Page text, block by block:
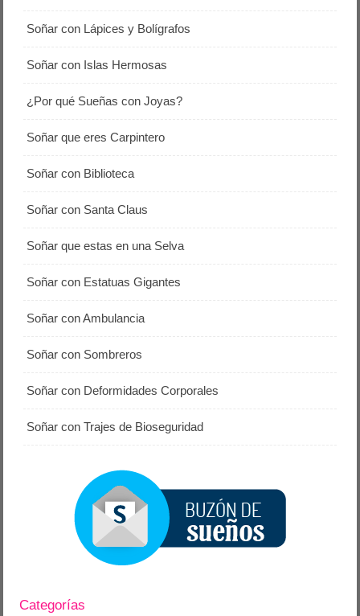
Soñar con Lápices y Bolígrafos
Soñar con Islas Hermosas
¿Por qué Sueñas con Joyas?
Soñar que eres Carpintero
Soñar con Biblioteca
Soñar con Santa Claus
Soñar que estas en una Selva
Soñar con Estatuas Gigantes
Soñar con Ambulancia
Soñar con Sombreros
Soñar con Deformidades Corporales
Soñar con Trajes de Bioseguridad
Categorías